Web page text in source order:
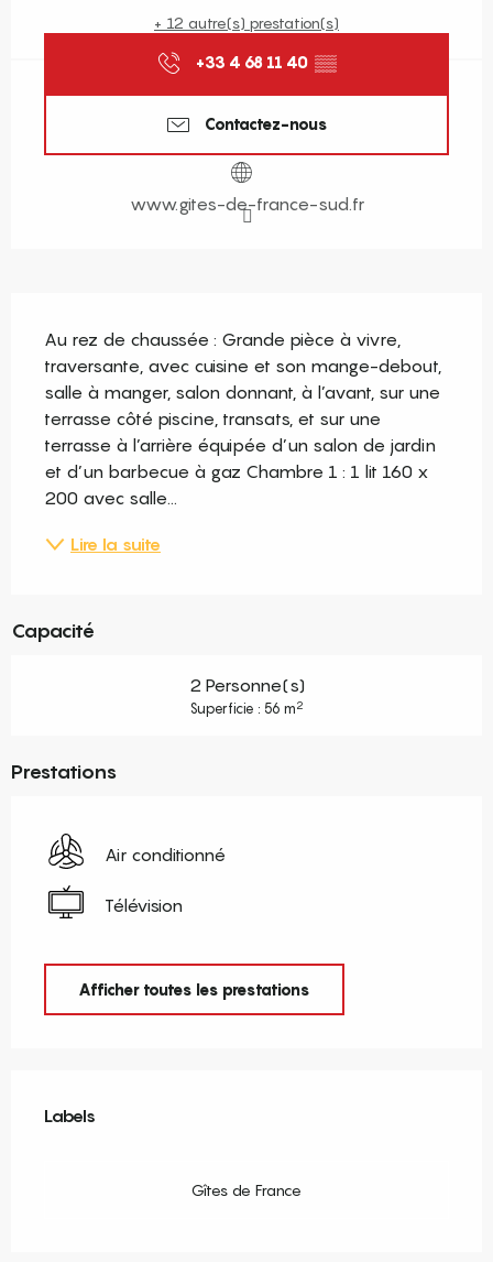
+ 12 autre(s) prestation(s)
+33 4 68 11 40 ▒▒
Contactez-nous
www.gites-de-france-sud.fr
Au rez de chaussée : Grande pièce à vivre,
traversante, avec cuisine et son mange-debout,
salle à manger, salon donnant, à l’avant, sur une
terrasse côté piscine, transats, et sur une
terrasse à l’arrière équipée d’un salon de jardin
et d’un barbecue à gaz Chambre 1 : 1 lit 160 x
200 avec salle...
Lire la suite
Capacité
2 Personne(s)
Superficie : 56 m2
Prestations
Air conditionné
Télévision
Afficher toutes les prestations
Labels
Labels
Gîtes de France